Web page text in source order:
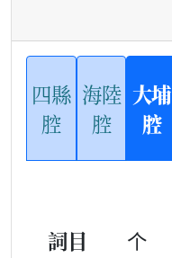
四縣
腔
海陸
腔
大埔
腔
詞目
个